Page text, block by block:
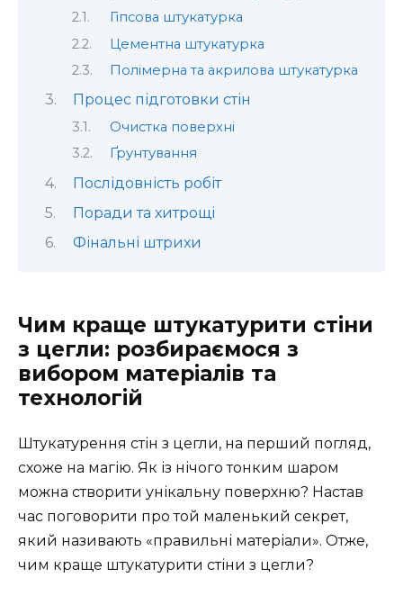
Гіпсова штукатурка
Цементна штукатурка
Полімерна та акрилова штукатурка
Процес підготовки стін
Очистка поверхні
Ґрунтування
Послідовність робіт
Поради та хитрощі
Фінальні штрихи
Чим краще штукатурити стіни
з цегли: розбираємося з
вибором матеріалів та
технологій
Штукатурення стін з цегли, на перший погляд,
схоже на магію. Як із нічого тонким шаром
можна створити унікальну поверхню? Настав
час поговорити про той маленький секрет,
який називають «правильні матеріали». Отже,
чим краще штукатурити стіни з цегли?